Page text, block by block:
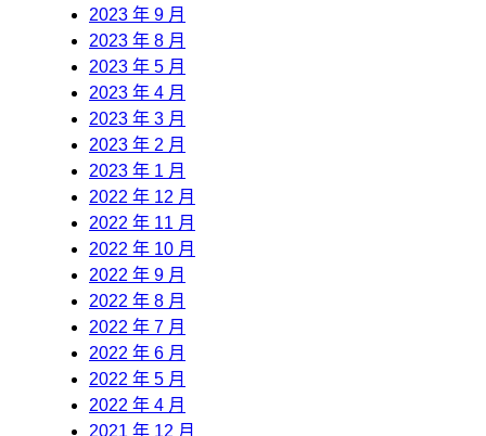
2023 年 9 月
2023 年 8 月
2023 年 5 月
2023 年 4 月
2023 年 3 月
2023 年 2 月
2023 年 1 月
2022 年 12 月
2022 年 11 月
2022 年 10 月
2022 年 9 月
2022 年 8 月
2022 年 7 月
2022 年 6 月
2022 年 5 月
2022 年 4 月
2021 年 12 月